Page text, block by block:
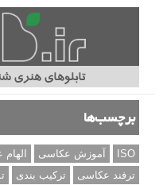
برچسب‌ها
ISO آموزش عکاسی
ترفند عکاسی
ترکیب بندی